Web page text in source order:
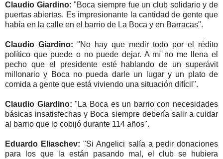
Claudio Giardino: "Boca siempre fue un club solidario y de
puertas abiertas. Es impresionante la cantidad de gente que
había en la calle en el barrio de La Boca y en Barracas".
Claudio Giardino: "No hay que medir todo por el rédito
político que puede o no puede dejar. A mí no me llena el
pecho que el presidente esté hablando de un superávit
millonario y Boca no pueda darle un lugar y un plato de
comida a gente que está viviendo una situación difícil".
Claudio Giardino:"La Boca es un barrio con necesidades
básicas insatisfechas y Boca siempre debería salir a cuidar
al barrio que lo cobijó durante 114 años".
Eduardo Eliaschev:"Si Angelici salía a pedir donaciones
para los que la están pasando mal, el club se hubiera